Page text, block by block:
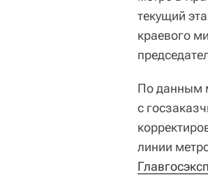
текущий
краевого
По данным
с
линии